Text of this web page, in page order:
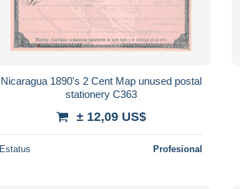
Nicaragua 1890's 2 Cent Map unused postal
stationery C363
± 12,09 US$
Estatus Profesional